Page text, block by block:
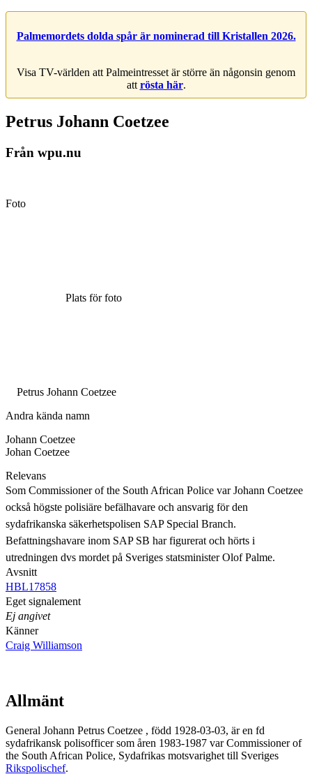
Palmemordets dolda spår är nominerad till Kristallen 2026.
Visa TV-världen att Palmeintresset är större än någonsin genom
att rösta här.
Petrus Johann Coetzee
Från wpu.nu
Foto
Plats för foto
Petrus Johann Coetzee
Andra kända namn
Johann Coetzee
Johan Coetzee
Relevans
Som Commissioner of the South African Police var Johann Coetzee
också högste polisiäre befälhavare och ansvarig för den
sydafrikanska säkerhetspolisen SAP Special Branch.
Befattningshavare inom SAP SB har figurerat och hörts i
utredningen dvs mordet på Sveriges statsminister Olof Palme.
Avsnitt
HBL17858
Eget signalement
Ej angivet
Känner
Craig Williamson
Allmänt
General Johann Petrus Coetzee , född 1928-03-03, är en fd
sydafrikansk polisofficer som åren 1983-1987 var Commissioner of
the South African Police, Sydafrikas motsvarighet till Sveriges
Rikspolischef.